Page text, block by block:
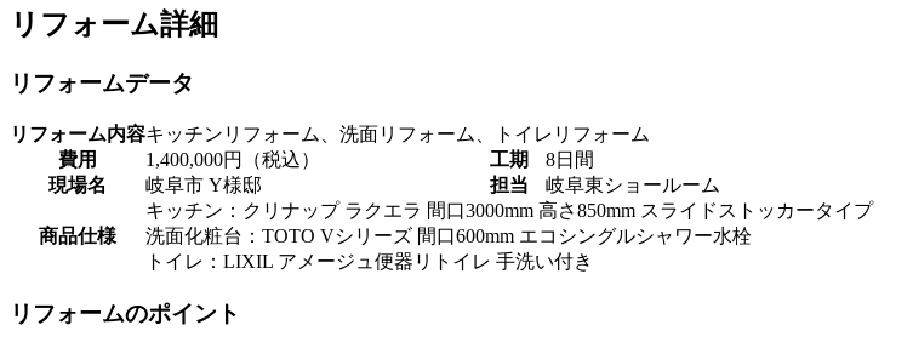
リフォーム詳細
リフォームデータ
リフォーム内容キッチンリフォーム、洗面リフォーム、トイレリフォーム
費用
1,400,000円（税込） 工期
8日間
現場名
岐阜市 Y様邸 担当 岐阜東ショールーム
商品仕様
キッチン：クリナップ ラクエラ 間口3000mm 高さ850mm スライドストッカータイプ
洗面化粧台：TOTO Vシリーズ 間口600mm エコシングルシャワー水栓
トイレ：LIXIL アメージュ便器リトイレ 手洗い付き
リフォームのポイント